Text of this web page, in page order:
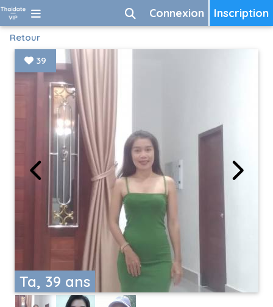
Inscription
Connexion
Retour
Ta, 39 ans
39